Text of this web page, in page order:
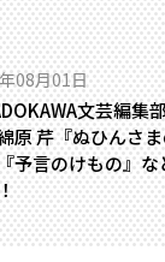
08月01日
文芸編集
原 芹『ぬひんさ
予言のけもの』